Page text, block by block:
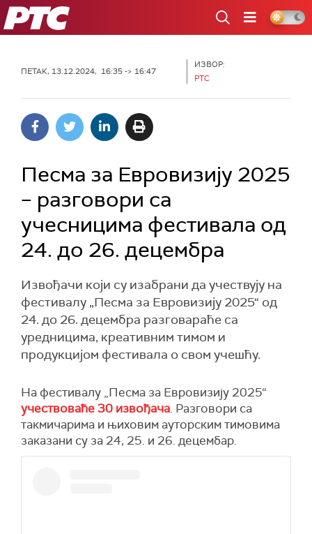
РТС
ПЕТАК, 13.12.2024, 16:35 -> 16:47
ИЗВОР:
РТС
Песма за Евровизију 2025
– разговори са
учесницима фестивала од
24. до 26. децембра
Извођачи који су изабрани да учествују на
фестивалу „Песма за Евровизију 2025“ од
24. до 26. децембра разговараће са
уредницима, креативним тимом и
продукцијом фестивала о свом учешћу.
На фестивалу „Песма за Евровизију 2025“
учествоваће 30 извођача. Разговори са
такмичарима и њиховим ауторским тимовима
заказани су за 24, 25. и 26. децембар.